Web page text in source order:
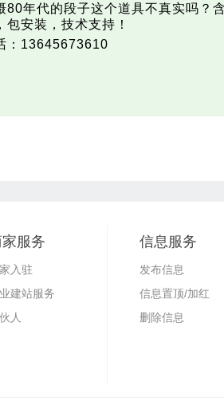
80年代的段子这个道具不真实吗？
包安装，技术支持！
：13645673610
服务
入驻
建站服务
人
信息服务
发布信息
信息置顶/加红
删除信息